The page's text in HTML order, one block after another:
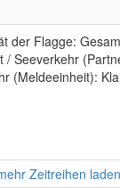
der Flagge:
/ Seeverkehr
(Meldeeinheit):
Zeitreihen laden